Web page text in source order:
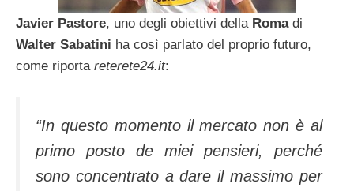
Javier Pastore, uno degli obiettivi dellaRomadi
Walter Sabatini ha così parlato del proprio futuro,
come riporta reterete24.it:
“In questo momento il mercato non è al
primo posto de miei pensieri, perché
sono concentrato a dare il massimo per